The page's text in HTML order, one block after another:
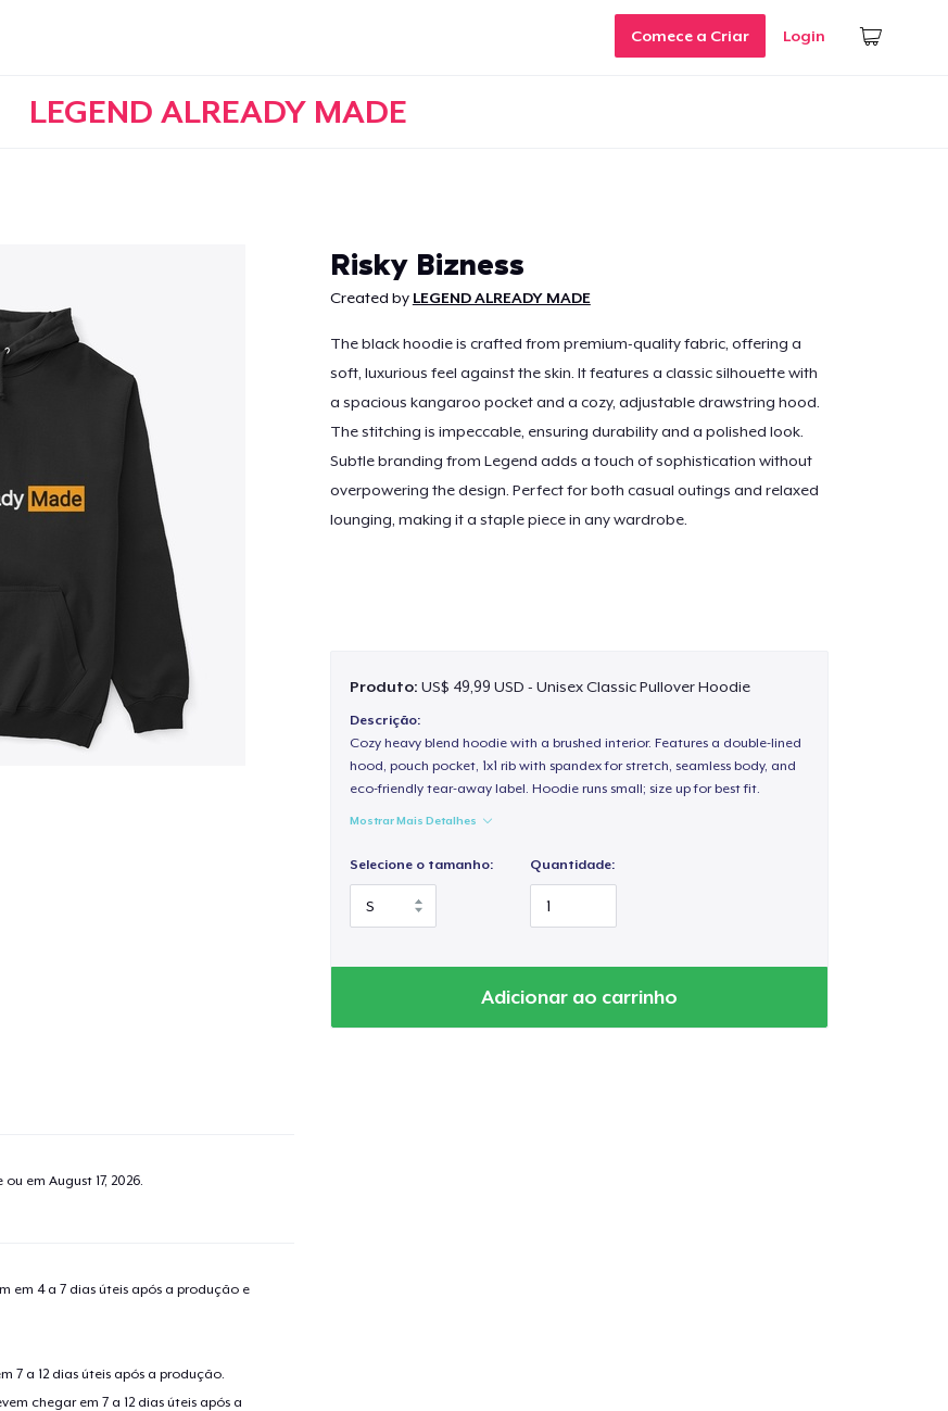
Comece a Criar Login
LEGEND ALREADY MADE
Risky Bizness
Created by LEGEND ALREADY MADE
The black hoodie is crafted from premium-quality fabric, offering a
soft, luxurious feel against the skin. It features a classic silhouette with
a spacious kangaroo pocket and a cozy, adjustable drawstring hood.
The stitching is impeccable, ensuring durability and a polished look.
Subtle branding from Legend adds a touch of sophistication without
overpowering the design. Perfect for both casual outings and relaxed
lounging, making it a staple piece in any wardrobe.
Produto: US$ 49,99 USD - Unisex Classic Pullover Hoodie
Descrição:
Cozy heavy blend hoodie with a brushed interior. Features a double-lined
hood, pouch pocket, 1x1 rib with spandex for stretch, seamless body, and
eco-friendly tear-away label. Hoodie runs small; size up for best fit.
Mostrar Mais Detalhes
Selecione o tamanho: Quantidade:
Adicionar ao carrinho
ou em August 17, 2026.
em 4 a 7 dias úteis após a produção e
7 a 12 dias úteis após a produção.
chegar em 7 a 12 dias úteis após a